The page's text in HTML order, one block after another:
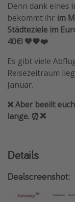
Denn dank eines
bekommt ihr im
Städteziele im
40€! 💙🖤❤️
Es gibt viele
Reisezeitraum
Januar.
❌ Aber beeilt
lange. ⏰❌
Details
Dealscreenshot: